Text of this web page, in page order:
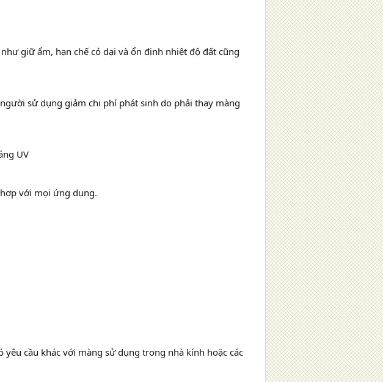
giữ ẩm, hạn chế cỏ dại và ổn định nhiệt độ đất cũng
sử dụng giảm chi phí phát sinh do phải thay màng
UV
với mọi ứng dụng.
cầu khác với màng sử dụng trong nhà kính hoặc các